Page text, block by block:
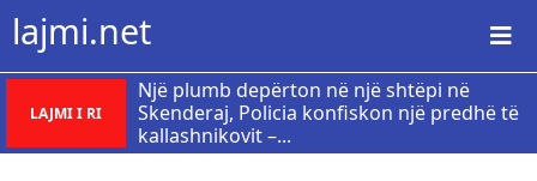
lajmi.net
LAJMI I RI
Një plumb depërton në një shtëpi në
Skenderaj, Policia konfiskon një predhë të
kallashnikovit –...